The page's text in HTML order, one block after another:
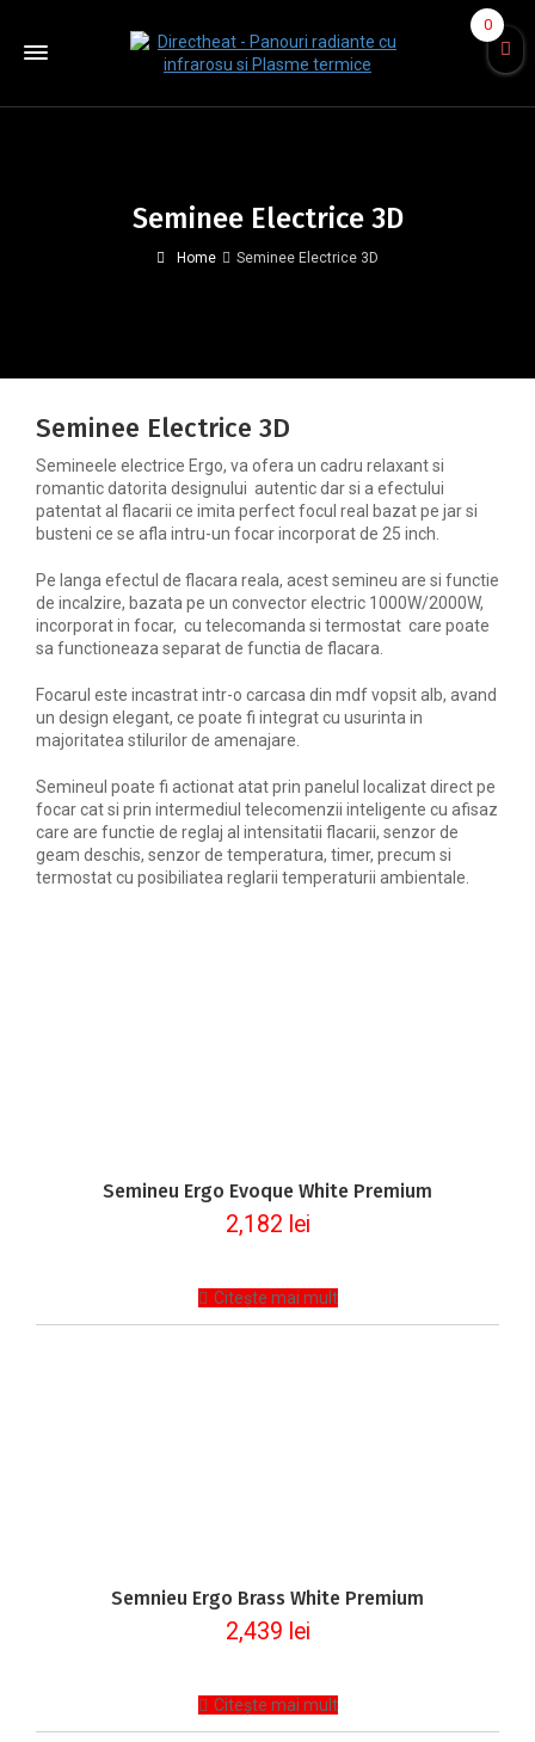
Seminee Electrice 3D
Home Seminee Electrice 3D
Seminee Electrice 3D
Semineele electrice Ergo, va ofera un cadru relaxant si
romantic datorita designului autentic dar si a efectului
patentat al flacarii ce imita perfect focul real bazat pe jar si
busteni ce se afla intru-un focar incorporat de 25 inch.
Pe langa efectul de flacara reala, acest semineu are si functie
de incalzire, bazata pe un convector electric 1000W/2000W,
incorporat in focar, cu telecomanda si termostat care poate
sa functioneaza separat de functia de flacara.
Focarul este incastrat intr-o carcasa din mdf vopsit alb, avand
un design elegant, ce poate fi integrat cu usurinta in
majoritatea stilurilor de amenajare.
Semineul poate fi actionat atat prin panelul localizat direct pe
focar cat si prin intermediul telecomenzii inteligente cu afisaz
care are functie de reglaj al intensitatii flacarii, senzor de
geam deschis, senzor de temperatura, timer, precum si
termostat cu posibiliatea reglarii temperaturii ambientale.
Semineu Ergo Evoque White Premium
2,182 lei
Citește mai mult
Semnieu Ergo Brass White Premium
2,439 lei
Citește mai mult
0